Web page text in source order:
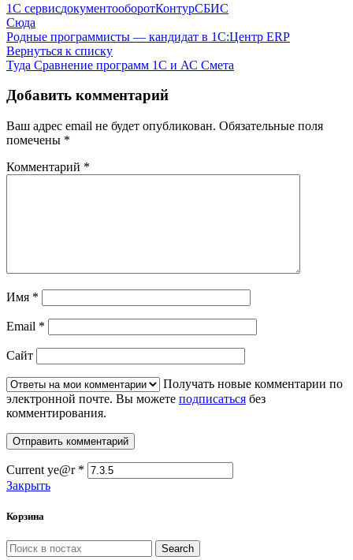
1С сервисдокументооборотКонтурСБИС
Сюда
Родные программисты — кандидат в 1С:Центр ERP
Вернуться к списку
Туда Сравнение программ 1С и АС Смета
Добавить комментарий
Ваш адрес email не будет опубликован. Обязательные поля
помечены *
Комментарий *
Имя *
Email *
Сайт
Получать новые комментарии по
электронной почте. Вы можете подписаться без
комментирования.
Current ye@r *
Закрыть
Корзина
Search